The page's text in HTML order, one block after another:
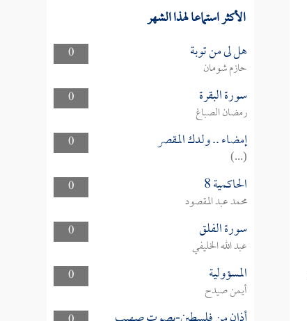
الأكثر استماعا لهذا الشهر
0 هل لى من توبة
حازم شومان
0
سورة البقرة
رمضان الصباغ
0
إمضاء .. ولدك المقصر
(...)
0
الحاكمية 8
محمد عبد المقصود
0
سورة الفلق
عبد الله الخليفي
0
المسؤولية
أيمن صيدح